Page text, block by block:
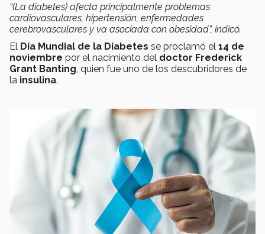
“(La diabetes) afecta principalmente problemas
cardiovasculares, hipertensión, enfermedades
cerebrovasculares y va asociada con obesidad”, indicó.
El Día Mundial de la Diabetes se proclamó el 14 de
noviembre por el nacimiento del doctor Frederick
Grant Banting , quien fue uno de los descubridores de
la insulina.